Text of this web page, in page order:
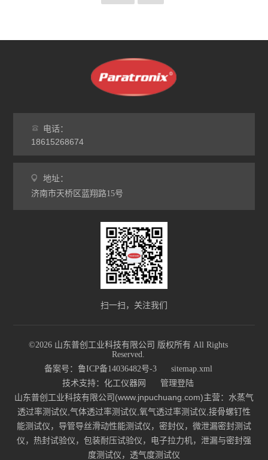
电话：
18615268674
地址：
济南市天桥区蓝翔路15号
扫一扫，关注我们
©2026 山东普创工业科技有限公司 版权所有 All Rights
Reserved.
备案号：鲁ICP备14036482号-3
sitemap.xml
技术支持： 化工仪器网 管理登陆
山东普创工业科技有限公司(www.jnpuchuang.com)主营：水蒸气
透过率测试仪,气体透过率测试仪,氧气透过率测试仪,接骨螺钉性
能测试仪，导管导丝滑动性能测试仪，密封仪，微泄漏密封测试
仪，热封试验仪，包装耐压试验仪，电子拉力机，泄漏与密封强
度测试仪，透气度测试仪